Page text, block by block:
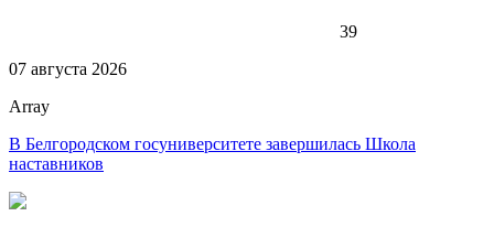
39
07 августа 2026
Array
В Белгородском госуниверситете завершилась Школа
наставников